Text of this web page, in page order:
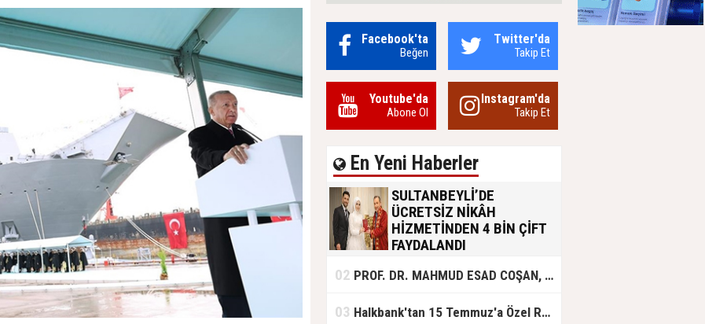
Facebook'ta
Beğen
Twitter'da
Takip Et
Youtube'da
Abone Ol
Instagram'da
Takip Et
En Yeni Haberler
SULTANBEYLİ’DE
ÜCRETSİZ NİKÂH
HİZMETİNDEN 4 BİN ÇİFT
FAYDALANDI
olan gençlere destek amacıyla
başlattığı ücretsiz nikâh hizmetini
başlattıklarını belirten Sultanbeyli
02 PROF. DR. MAHMUD ESAD COŞAN, DOĞUMUNUN HİCRÎ 91. YILINDA ELAZIĞ'DA YÂD EDİLECEK
03 Halkbank'tan 15 Temmuz'a Özel Reklam Filmi: "İrade Bizim, Zafer Bizim"